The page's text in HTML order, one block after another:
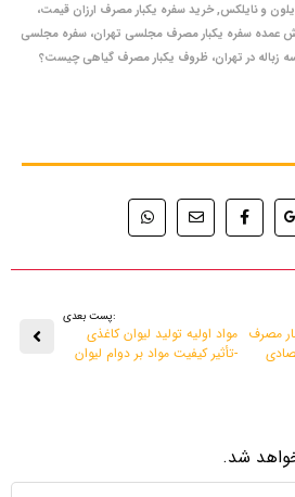
و نایلکس, خرید سفره یکبار مصرف ارزان قیمت،
عمده سفره یکبار مصرف مجلسی تهران، سفره مجلسی
زباله در تهران، ظروف یکبار مصرف گیاهی چیست؟
مصرف
:پست بعدی
مواد اولیه تولید لیوان کاغذی
-تأثیر کیفیت مواد بر دوام لیوان
شد.